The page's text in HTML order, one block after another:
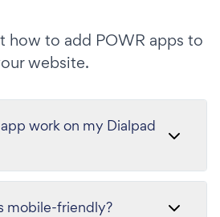
how to add POWR apps to
website.
work on my Dialpad
mobile-friendly?